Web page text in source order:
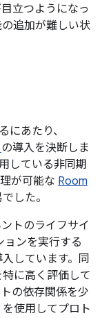
立つようになっ
追加が難しい状
にあたり、
の導入を決断しま
している非同期
が可能な Room
した。
トのライフサイ
ョンを実行する
入しています。同
に高く評価して
の依存関係を少
を使用してプロト